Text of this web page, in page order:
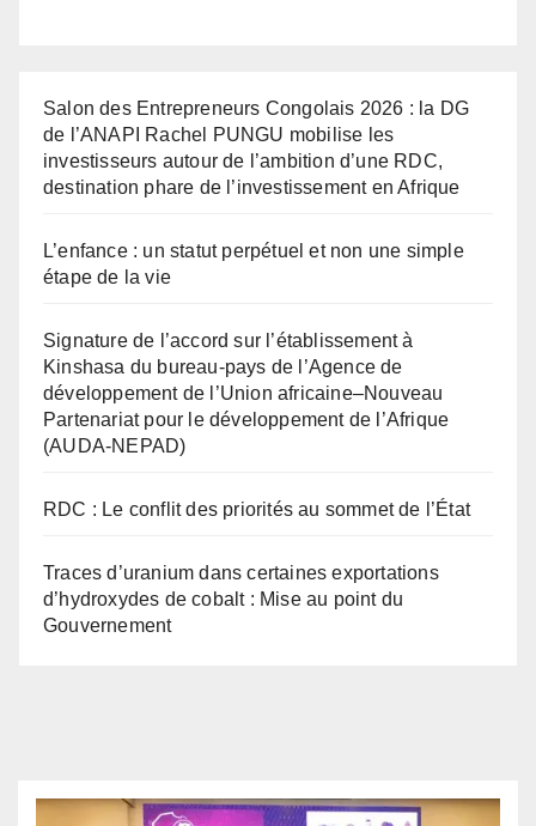
Salon des Entrepreneurs Congolais 2026 : la DG
de l’ANAPI Rachel PUNGU mobilise les
investisseurs autour de l’ambition d’une RDC,
destination phare de l’investissement en Afrique
L’enfance : un statut perpétuel et non une simple
étape de la vie
Signature de l’accord sur l’établissement à
Kinshasa du bureau-pays de l’Agence de
développement de l’Union africaine–Nouveau
Partenariat pour le développement de l’Afrique
(AUDA-NEPAD)
RDC : Le conflit des priorités au sommet de l’État
Traces d’uranium dans certaines exportations
d’hydroxydes de cobalt : Mise au point du
Gouvernement